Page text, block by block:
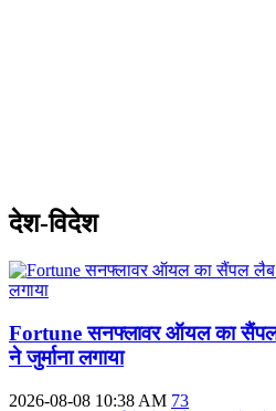
देश-विदेश
Fortune सनफ्लावर ऑयल का
ने जुर्माना लगाया
2026-08-08 10:38 AM 73